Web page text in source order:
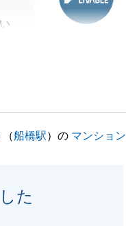
（船橋駅）の マンション
た